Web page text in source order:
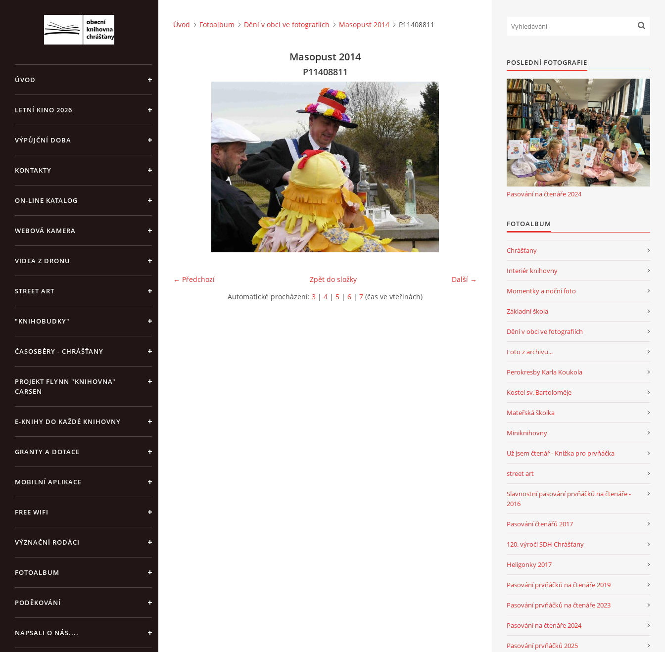
ÚVOD
LETNÍ KINO 2026
VÝPŮJČNÍ DOBA
KONTAKTY
ON-LINE KATALOG
WEBOVÁ KAMERA
VIDEA Z DRONU
STREET ART
"KNIHOBUDKY"
ČASOSBĚRY - CHRÁŠŤANY
PROJEKT FLYNN "KNIHOVNA"
CARSEN
E-KNIHY DO KAŽDÉ KNIHOVNY
GRANTY A DOTACE
MOBILNÍ APLIKACE
FREE WIFI
VÝZNAČNÍ RODÁCI
FOTOALBUM
PODĚKOVÁNÍ
NAPSALI O NÁS....
Úvod Fotoalbum Dění v obci ve fotografiích Masopust 2014 P11408811
Masopust 2014
P11408811
← Předchozí Další →
Zpět do složky
Automatické procházení: 3 | 4 | 5 | 6 | 7 (čas ve vteřinách)
POSLEDNÍ FOTOGRAFIE
Pasování na čtenáře 2024
FOTOALBUM
Chrášťany
Interiér knihovny
Momentky a noční foto
Základní škola
Dění v obci ve fotografiích
Foto z archivu...
Perokresby Karla Koukola
Kostel sv. Bartoloměje
Mateřská školka
Miniknihovny
Už jsem čtenář - Knížka pro prvňáčka
street art
Slavnostní pasování prvňáčků na čtenáře -
2016
Pasování čtenářů 2017
120. výročí SDH Chrášťany
Heligonky 2017
Pasování prvňáčků na čtenáře 2019
Pasování prvňáčků na čtenáře 2023
Pasování na čtenáře 2024
Pasování prvňáčků 2025